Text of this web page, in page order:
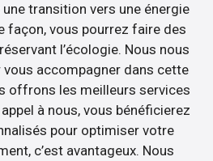
transition vers une énergie
façon, vous pourrez faire des
l’écologie. Nous nous
accompagner dans cette
offrons les meilleurs services
à nous, vous bénéficierez
pour optimiser votre
c’est avantageux. Nous